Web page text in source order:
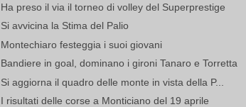
Ha preso il via il torneo di volley del Superprestige
Si avvicina la Stima del Palio
Montechiaro festeggia i suoi giovani
Bandiere in goal, dominano i gironi Tanaro e Torretta
Si aggiorna il quadro delle monte in vista della P...
I risultati delle corse a Monticiano del 19 aprile